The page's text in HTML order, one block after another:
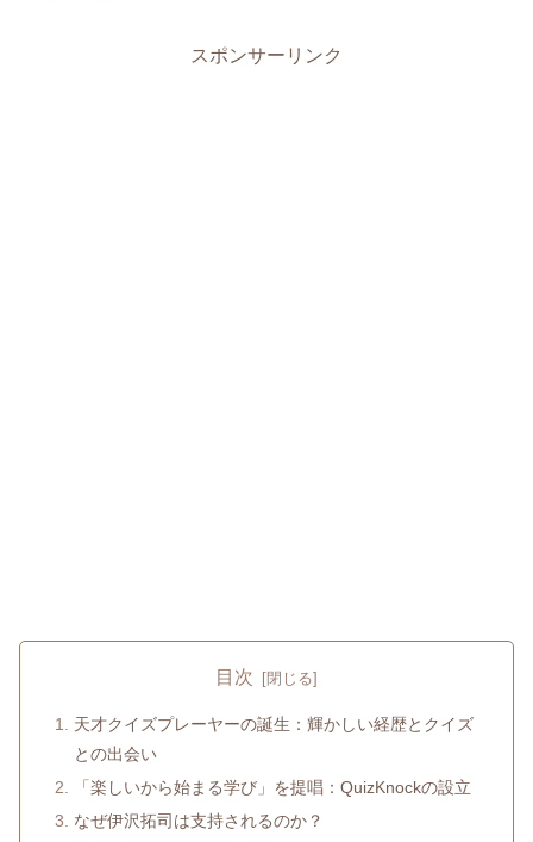
スポンサーリンク
目次
天才クイズプレーヤーの誕生：輝かしい経歴とクイズ
との出会い
「楽しいから始まる学び」を提唱：QuizKnockの設立
なぜ伊沢拓司は支持されるのか？